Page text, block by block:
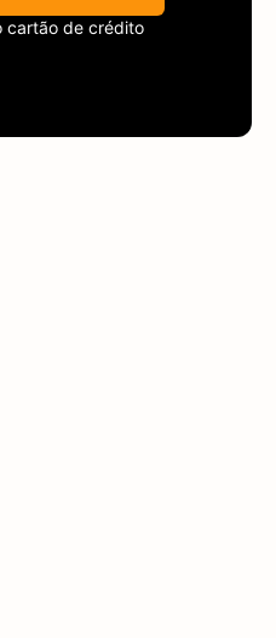
cartão de crédito